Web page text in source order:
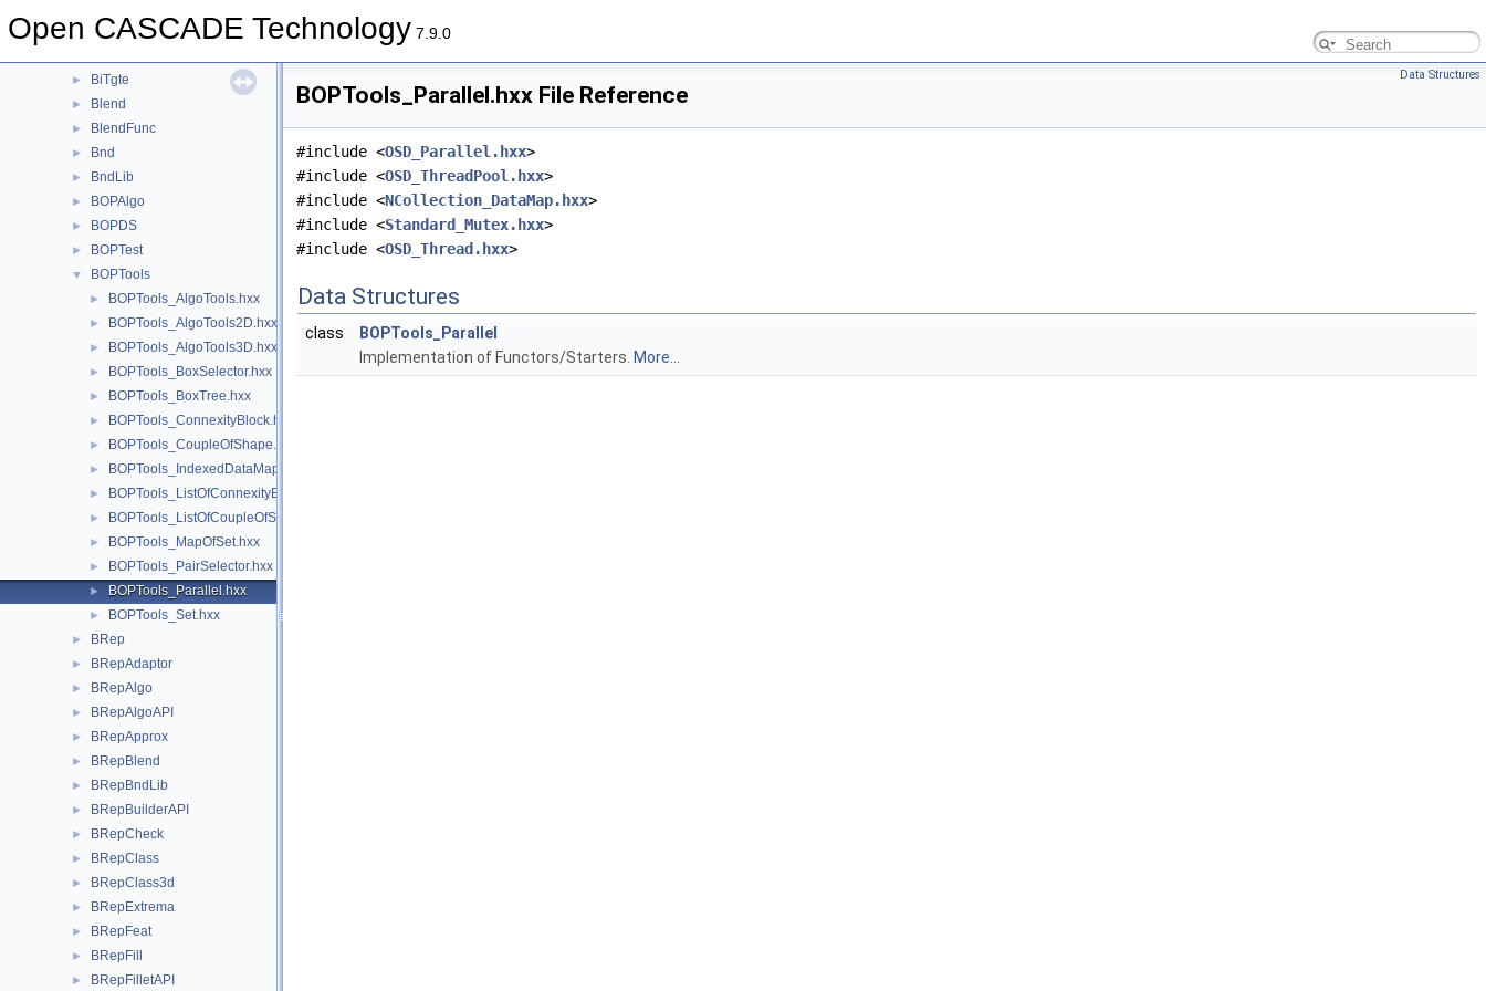
Open CASCADE Technology 7.9.0
► BinXCAFDrivers
► BiTgte
► Blend
► BlendFunc
► Bnd
► BndLib
► BOPAlgo
► BOPDS
► BOPTest
▼ BOPTools
► BOPTools_AlgoTools.hxx
► BOPTools_AlgoTools2D.hxx
► BOPTools_AlgoTools3D.hxx
► BOPTools_BoxSelector.hxx
► BOPTools_BoxTree.hxx
► BOPTools_ConnexityBlock.hxx
► BOPTools_CoupleOfShape.hxx
► BOPTools_IndexedDataMapOfSetShape.hxx
► BOPTools_ListOfConnexityBlock.hxx
► BOPTools_ListOfCoupleOfShape.hxx
► BOPTools_MapOfSet.hxx
► BOPTools_PairSelector.hxx
► BOPTools_Parallel.hxx
► BOPTools_Set.hxx
► BRep
► BRepAdaptor
► BRepAlgo
► BRepAlgoAPI
► BRepApprox
► BRepBlend
► BRepBndLib
► BRepBuilderAPI
► BRepCheck
► BRepClass
► BRepClass3d
► BRepExtrema
► BRepFeat
► BRepFill
► BRepFilletAPI
Data Structures
BOPTools_Parallel.hxx File Reference
#include <OSD_Parallel.hxx>
#include <OSD_ThreadPool.hxx>
#include <NCollection_DataMap.hxx>
#include <Standard_Mutex.hxx>
#include <OSD_Thread.hxx>
Data Structures
class
BOPTools_Parallel
Implementation of Functors/Starters. More...